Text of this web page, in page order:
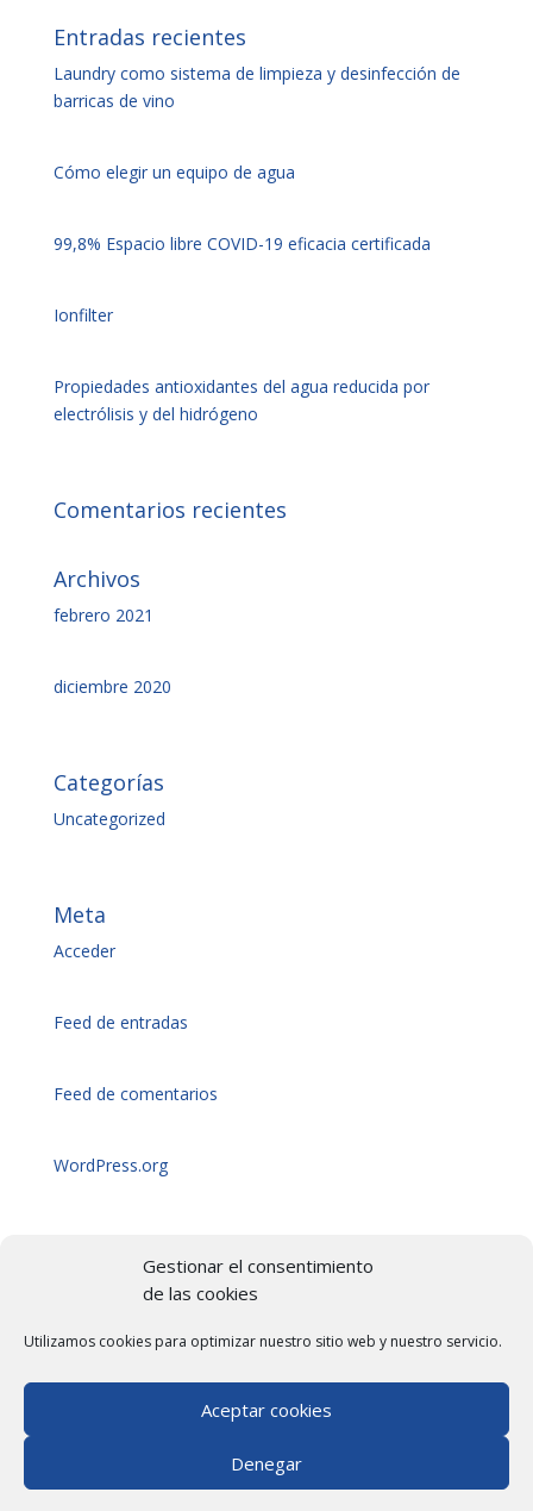
Gestionar el consentimiento
de las cookies
Utilizamos cookies para optimizar nuestro sitio web y nuestro servicio.
Aceptar cookies
Denegar
Entradas recientes
Laundry como sistema de limpieza y desinfección de
barricas de vino
Cómo elegir un equipo de agua
99,8% Espacio libre COVID-19 eficacia certificada
Ionfilter
Propiedades antioxidantes del agua reducida por
electrólisis y del hidrógeno
Comentarios recientes
Archivos
febrero 2021
diciembre 2020
Categorías
Uncategorized
Meta
Acceder
Feed de entradas
Feed de comentarios
WordPress.org
anfora
+34 943090930
Aviso legal